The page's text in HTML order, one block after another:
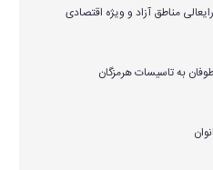
مناطق آزاد و ویژه اقتصادی